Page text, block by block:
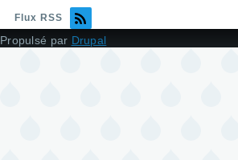
Flux RSS
Propulsé par Drupal